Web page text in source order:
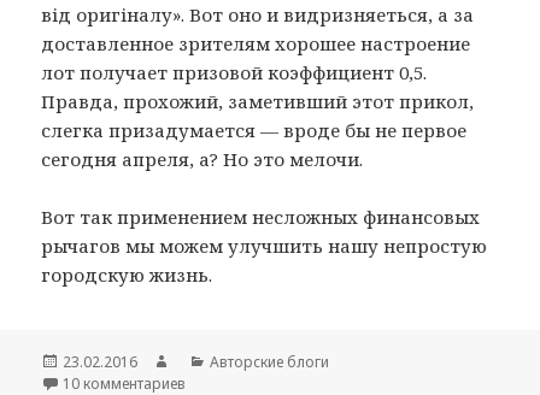
від оригіналу». Вот оно и видризняеться, а за
доставленное зрителям хорошее настроение
лот получает призовой коэффициент 0,5.
Правда, прохожий, заметивший этот прикол,
слегка призадумается — вроде бы не первое
сегодня апреля, а? Но это мелочи.
Вот так применением несложных финансовых
рычагов мы можем улучшить нашу непростую
городскую жизнь.
Опубликовано
23.02.2016 АвторРубрики
Авторские блоги
10 комментариев